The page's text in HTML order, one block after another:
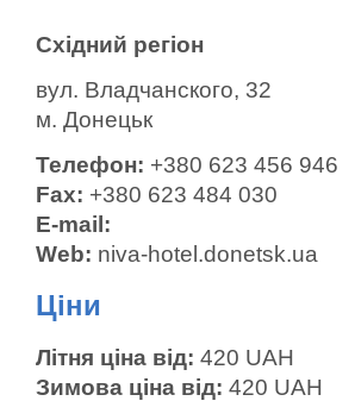
Східний регіон
вул. Владчанского, 32
м. Донецьк
Телефон: +380 623 456 946
Fax: +380 623 484 030
E-mail:
Web: niva-hotel.donetsk.ua
Ціни
Літня ціна від: 420 UAH
Зимова ціна від: 420 UAH